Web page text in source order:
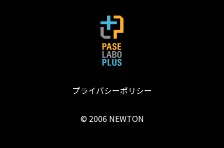
プライバシーポリシー
© 2006 NEWTON